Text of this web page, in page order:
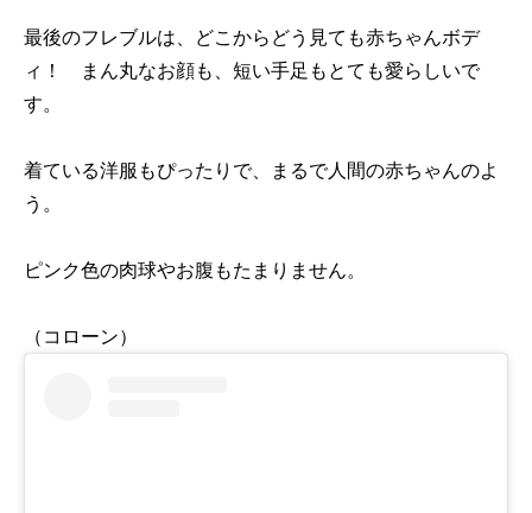
最後のフレブルは、どこからどう見ても赤ちゃんボデ
ィ！ まん丸なお顔も、短い手足もとても愛らしいで
す。
着ている洋服もぴったりで、まるで人間の赤ちゃんのよ
う。
ピンク色の肉球やお腹もたまりません。
（コローン）